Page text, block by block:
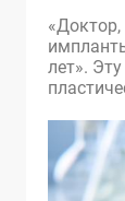
«Доктор,
лет».